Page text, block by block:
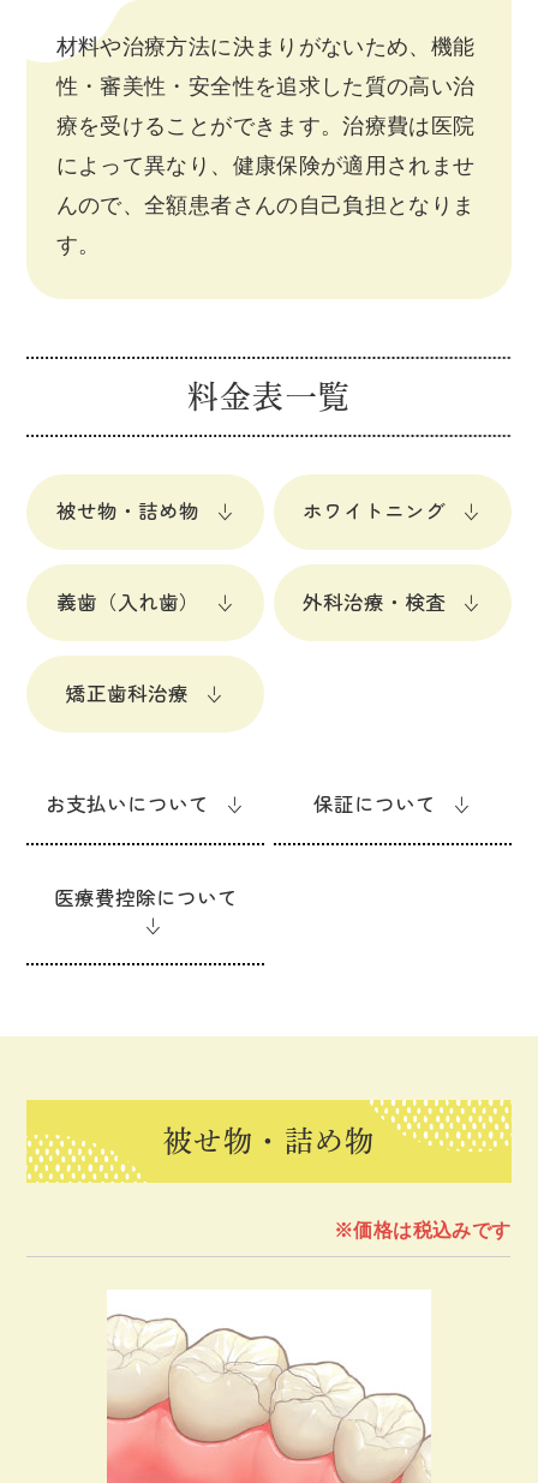
材料や治療方法に決まりがないため、機能
性・審美性・安全性を追求した質の高い治
療を受けることができます。治療費は医院
によって異なり、健康保険が適用されませ
んので、全額患者さんの自己負担となりま
す。
料金表一覧
被せ物・詰め物 ホワイトニング
義歯（入れ歯） 外科治療・検査
矯正歯科治療
お支払いについて 保証について
医療費控除について
被せ物・詰め物
※価格は税込みです